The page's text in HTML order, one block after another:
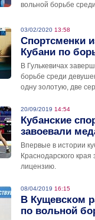
вольной борьбе
03/02/2020 13:58
Спортсменки
Кубани по
В Гулькевичах
борьбе среди
одну золотую, две
20/09/2019 14:54
Кубанские
завоевали
Впервые в истории
Краснодарского
лицензию.
08/04/2019 16:15
В Кущевском
по вольной